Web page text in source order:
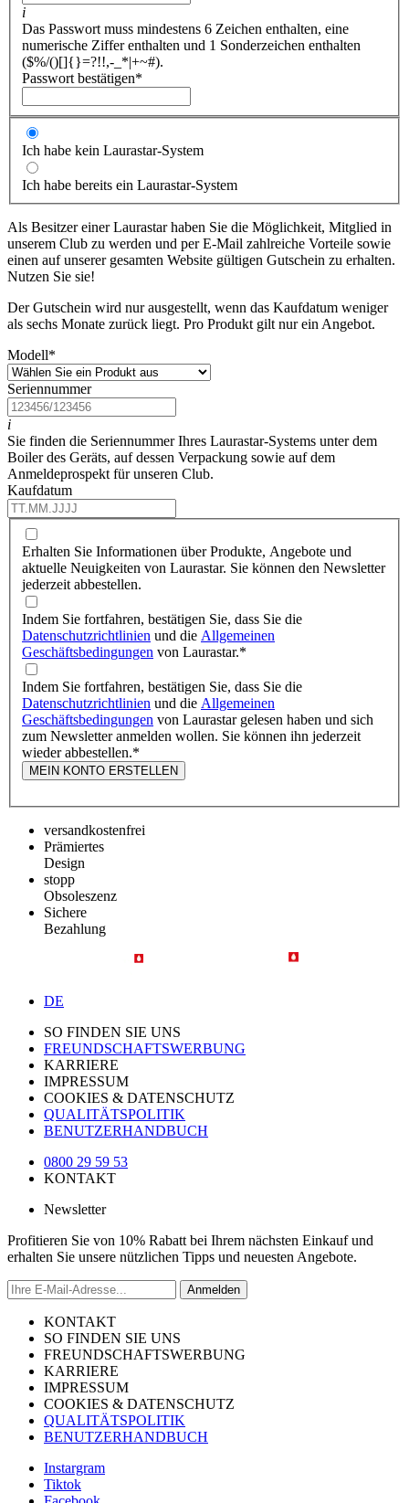
i
Das Passwort muss mindestens 6 Zeichen enthalten, eine
numerische Ziffer enthalten und 1 Sonderzeichen enthalten
($%/()[]{}=?!!,-_*|+~#).
Passwort bestätigen*
Ich habe kein Laurastar-System
Ich habe bereits ein Laurastar-System
Als Besitzer einer Laurastar haben Sie die Möglichkeit, Mitglied in
unserem Club zu werden und per E-Mail zahlreiche Vorteile sowie
einen auf unserer gesamten Website gültigen Gutschein zu erhalten.
Nutzen Sie sie!
Der Gutschein wird nur ausgestellt, wenn das Kaufdatum weniger
als sechs Monate zurück liegt. Pro Produkt gilt nur ein Angebot.
Modell*
Seriennummer
i
Sie finden die Seriennummer Ihres Laurastar-Systems unter dem
Boiler des Geräts, auf dessen Verpackung sowie auf dem
Anmeldeprospekt für unseren Club.
Kaufdatum
Erhalten Sie Informationen über Produkte, Angebote und
aktuelle Neuigkeiten von Laurastar. Sie können den Newsletter
jederzeit abbestellen.
Indem Sie fortfahren, bestätigen Sie, dass Sie die
Datenschutzrichtlinien und die Allgemeinen
Geschäftsbedingungen von Laurastar.*
Indem Sie fortfahren, bestätigen Sie, dass Sie die
Datenschutzrichtlinien und die Allgemeinen
Geschäftsbedingungen von Laurastar gelesen haben und sich
zum Newsletter anmelden wollen. Sie können ihn jederzeit
wieder abbestellen.*
MEIN KONTO ERSTELLEN
versandkostenfrei
Prämiertes
Design
stopp
Obsoleszenz
Sichere
Bezahlung
DE
SO FINDEN SIE UNS
FREUNDSCHAFTSWERBUNG
KARRIERE
IMPRESSUM
COOKIES & DATENSCHUTZ
QUALITÄTSPOLITIK
BENUTZERHANDBUCH
0800 29 59 53
KONTAKT
Newsletter
Profitieren Sie von 10% Rabatt bei Ihrem nächsten Einkauf und
erhalten Sie unsere nützlichen Tipps und neuesten Angebote.
Anmelden
KONTAKT
SO FINDEN SIE UNS
FREUNDSCHAFTSWERBUNG
KARRIERE
IMPRESSUM
COOKIES & DATENSCHUTZ
QUALITÄTSPOLITIK
BENUTZERHANDBUCH
Instargram
Tiktok